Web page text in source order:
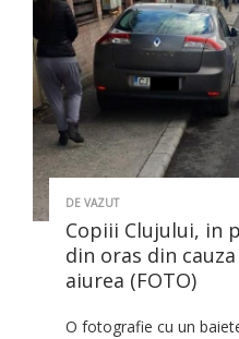
DE VAZUT
Copiii Clujului, in
din oras din
aiurea (FOTO)
O fotografie cu un